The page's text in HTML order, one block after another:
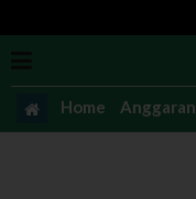
Home Anggaran